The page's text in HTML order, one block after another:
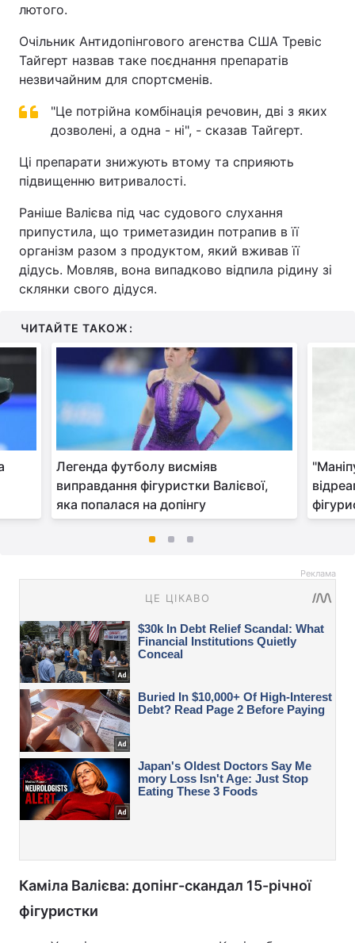
лютого.
Очільник Антидопінгового агенства США Тревіс
Тайгерт назвав таке поєднання препаратів
незвичайним для спортсменів.
"Це потрійна комбінація речовин, дві з яких
дозволені, а одна - ні", - сказав Тайгерт.
Ці препарати знижують втому та сприяють
підвищенню витривалості.
Раніше Валієва під час судового слухання
припустила, що триметазидин потрапив в її
організм разом з продуктом, який вживав її
дідусь. Мовляв, вона випадково відпила рідину зі
склянки свого дідуся.
ЧИТАЙТЕ ТАКОЖ:
Легенда футболу висміяв
виправдання фігуристки Валієвої,
яка попалася на допінгу
Реклама
Каміла Валієва: допінг-скандал 15-річної
фігуристки